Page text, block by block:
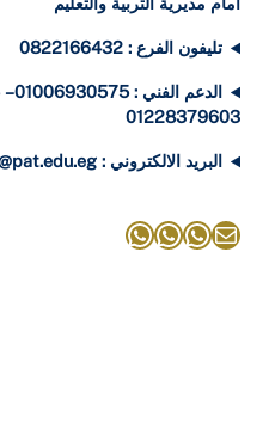
تليفون الفرع : 0822166432
01228379603
البريد الالكتروني : beni.suef@pat.edu.eg
بريد واتسابواتسابواتساب